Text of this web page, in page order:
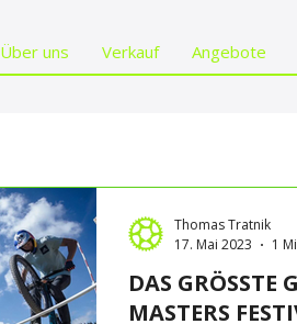
Über uns Verkauf Angebote
DAS GRÖSSTE
MASTERS
Thomas Tratnik
17. Mai 2023
1